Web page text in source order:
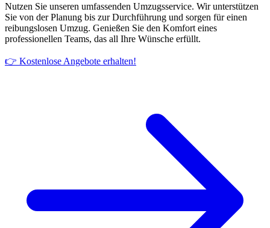
Nutzen Sie unseren umfassenden Umzugsservice. Wir unterstützen
Sie von der Planung bis zur Durchführung und sorgen für einen
reibungslosen Umzug. Genießen Sie den Komfort eines
professionellen Teams, das all Ihre Wünsche erfüllt.
👉 Kostenlose Angebote erhalten!